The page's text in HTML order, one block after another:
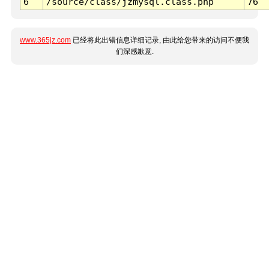
www.365jz.com 已经将此出错信息详细记录, 由此给您带来的访问不便我
们深感歉意.